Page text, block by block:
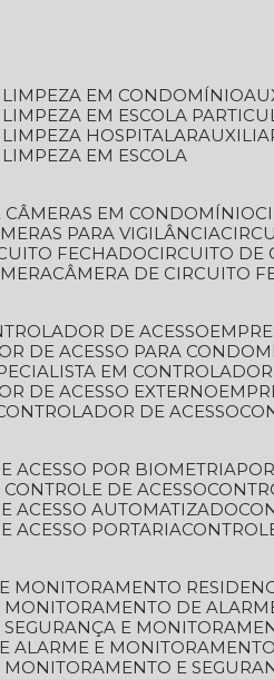
LIMPEZA EM CONDOMÍNIO
LIMPEZA EM ESCOLA
LIMPEZA HOSPITALAR
LIMPEZA EM ESCOLA
CÂMERAS EM CONDOMÍNIO
PARA VIGILÂNCIA
FECHADO
CIRCUITO DE
CÂMERA DE CIRCUITO
DE ACESSO
DE ACESSO PARA
EM
DE ACESSO EXTERNO
DE ACESSO
ACESSO POR BIOMETRIA
CONTROLE DE ACESSO
ACESSO AUTOMATIZADO
ACESSO PORTARIA
MONITORAMENTO
MONITORAMENTO DE
SEGURANÇA E
ALARME E MONITORAMENTO
MONITORAMENTO E